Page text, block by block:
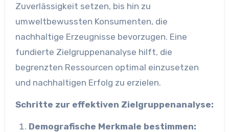
Zuverlässigkeit setzen, bis hin zu
umweltbewussten Konsumenten, die
nachhaltige Erzeugnisse bevorzugen. Eine
fundierte Zielgruppenanalyse hilft, die
begrenzten Ressourcen optimal einzusetzen
und nachhaltigen Erfolg zu erzielen.
Schritte zur effektiven Zielgruppenanalyse:
Demografische Merkmale bestimmen: